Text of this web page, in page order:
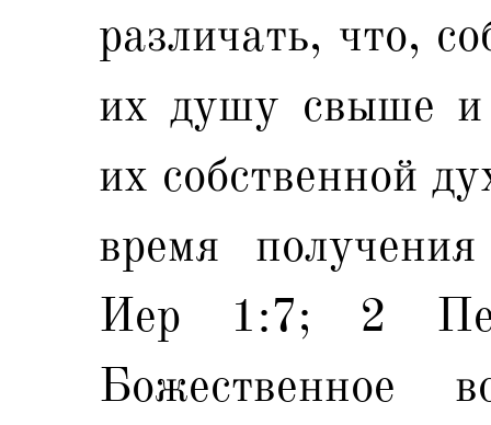
различать, что,
их душу свыше и
их собственной
время
Иер 1:7; 2
Божественное